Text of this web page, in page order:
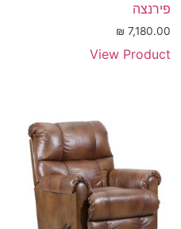
פירנצה
₪ 7,180.00
View Product